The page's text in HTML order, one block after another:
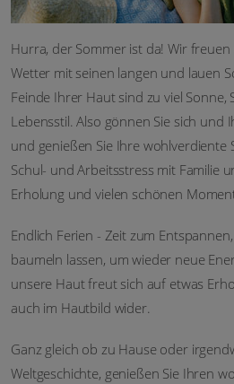
Hurra, der Sommer ist da! Wir
Wetter mit seinen langen und lauen
Feinde Ihrer Haut sind zu viel
Lebensstil. Also gönnen Sie sich und
und genießen Sie Ihre wohlverdiente
Schul- und Arbeitsstress mit Familie
Erholung und vielen schönen
Endlich Ferien - Zeit zum
baumeln lassen, um wieder neue
unsere Haut freut sich auf etwas
auch im Hautbild wider.
Ganz gleich ob zu Hause oder
Weltgeschichte, genießen Sie Ihren